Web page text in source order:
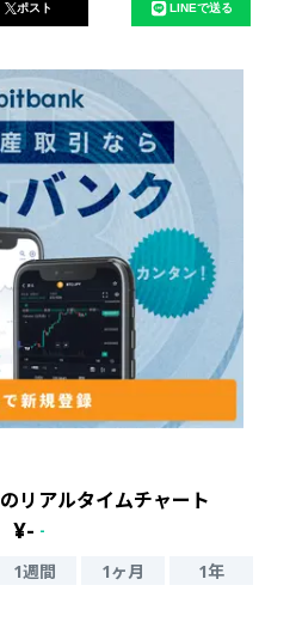
ポスト LINEで送る
のリアルタイムチャート
¥- -
1週間 1ヶ月 1年